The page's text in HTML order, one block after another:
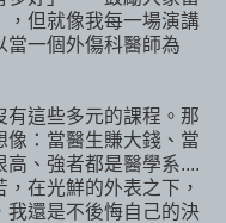
，但就像我每一場演講
當一個外傷科醫師為
這些多元的課程。那
像：當醫生賺大錢、當
、強者都是醫學系....
在光鮮的外表之下，
我還是不後悔自己的決